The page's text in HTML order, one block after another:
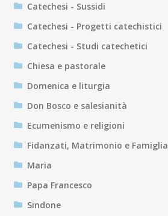
Catechesi - Sussidi
Catechesi - Progetti catechistici
Catechesi - Studi catechetici
Chiesa e pastorale
Domenica e liturgia
Don Bosco e salesianità
Ecumenismo e religioni
Fidanzati, Matrimonio e Famiglia
Maria
Papa Francesco
Sindone